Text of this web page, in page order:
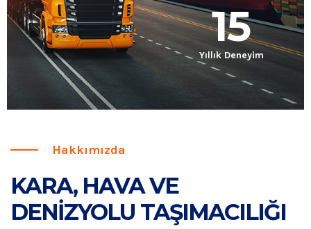
15
Yıllık Deneyim
Hakkımızda
KARA, HAVA VE
DENİZYOLU TAŞIMACILIĞI